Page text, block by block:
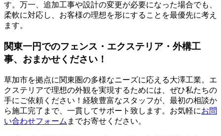
す。万一、追加工事や設計の変更が必要になった場合でも、
柔軟に対応し、お客様の理想を形にすることを最優先に考え
ます。
関東一円でのフェンス・エクステリア・外構工
事、おまかせください！
草加市を拠点に関東圏の多様なニーズに応える大澤工業。エ
クステリアで理想の外観を実現するためには、ぜひ私たちの
手にご依頼ください！経験豊富なスタッフが、最初の相談か
ら施工完了まで、一貫してサポート致します。お気軽にお問
い合わせフォーム までお寄せください。